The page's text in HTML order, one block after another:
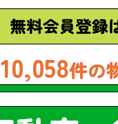
10,058件の